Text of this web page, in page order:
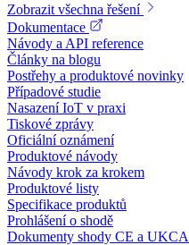
Zobrazit všechna řešení
Dokumentace
Návody a API reference
Články na blogu
Postřehy a produktové novinky
Případové studie
Nasazení IoT v praxi
Tiskové zprávy
Oficiální oznámení
Produktové návody
Návody krok za krokem
Produktové listy
Specifikace produktů
Prohlášení o shodě
Dokumenty shody CE a UKCA